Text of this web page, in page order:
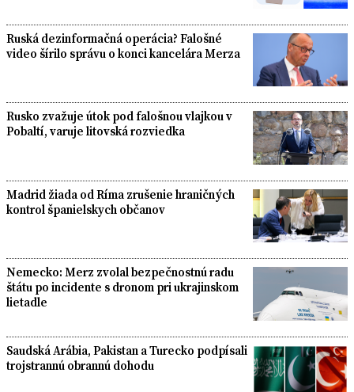
Ruská dezinformačná operácia? Falošné
video šírilo správu o konci kancelára Merza
Rusko zvažuje útok pod falošnou vlajkou v
Pobaltí, varuje litovská rozviedka
Madrid žiada od Ríma zrušenie hraničných
kontrol španielskych občanov
Nemecko: Merz zvolal bezpečnostnú radu
štátu po incidente s dronom pri ukrajinskom
lietadle
Saudská Arábia, Pakistan a Turecko podpísali
trojstrannú obrannú dohodu